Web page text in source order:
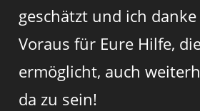
geschätzt und ich
Voraus für Eure Hilfe,
ermöglicht, auch
da zu sein!